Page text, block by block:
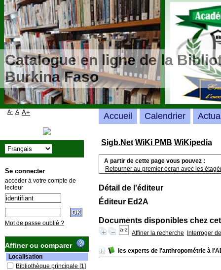
Catalogue en ligne de la
Burkina Faso
Sigb.Net WiKi PMB WiKipedia
A partir de cette page vous pouvez :
Retourner au premier écran avec les
Détail de l'éditeur
Éditeur Ed2A
Documents disponibles chez
Affiner la recherche Interroger
les experts de l'anthropométrie à
Accueil Calendrier
A- A A+
Se connecter
accéder à votre compte de
lecteur
Mot de passe oublié ?
Affiner ou comparer
Localisation
Bibliothèque principale [1]